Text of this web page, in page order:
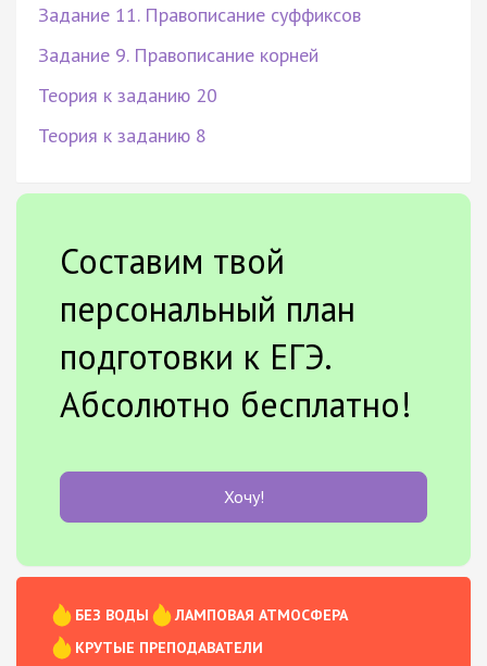
Задание 11. Правописание суффиксов
Задание 9. Правописание корней
Теория к заданию 20
Теория к заданию 8
Составим твой
персональный план
подготовки к ЕГЭ.
Абсолютно бесплатно!
Хочу!
БЕЗ ВОДЫ
ЛАМПОВАЯ АТМОСФЕРА
КРУТЫЕ ПРЕПОДАВАТЕЛИ